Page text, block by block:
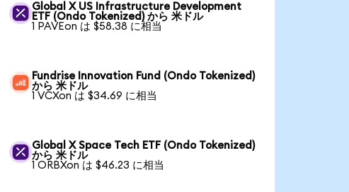
Global X US Infrastructure Development
ETF (Ondo Tokenized) から 米ドル
1 PAVEon は $58.38 に相当
Fundrise Innovation Fund (Ondo Tokenized)
から 米ドル
1 VCXon は $34.69 に相当
Global X Space Tech ETF (Ondo Tokenized)
から 米ドル
1 ORBXon は $46.23 に相当